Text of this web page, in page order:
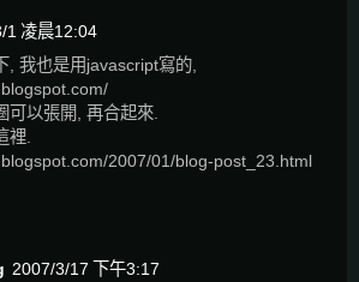
1 凌晨12:04
, 我也是用javascript寫的,
可以張開, 再合起來.
裡.
2007/01/blog-post_23.html
2007/3/17 下午3:17